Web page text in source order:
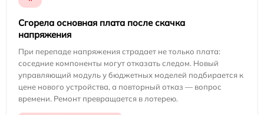
Сгорела основная плата после скачка
напряжения
При перепаде напряжения страдает не только плата:
соседние компоненты могут отказать следом. Новый
управляющий модуль у бюджетных моделей подбирается к
цене нового устройства, а повторный отказ — вопрос
времени. Ремонт превращается в лотерею.